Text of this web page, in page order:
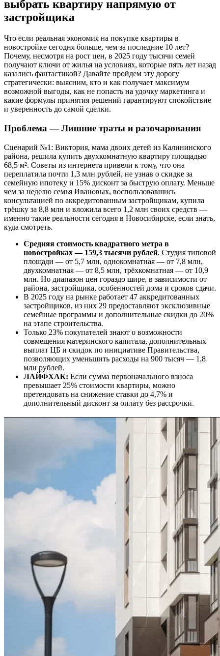
выбрать квартиру напрямую от
застройщика
Что если реальная экономия на покупке квартиры в
новостройке сегодня больше, чем за последние 10 лет?
Почему, несмотря на рост цен, в 2025 году тысячи семей
получают ключи от жилья на условиях, которые пять лет назад
казались фантастикой? Давайте пройдем эту дорогу
стратегически: выясним, кто и как получает максимум
возможной выгоды, как не попасть на удочку маркетинга и
какие формулы принятия решений гарантируют спокойствие
и уверенность до самой сделки.
Проблема — Лишние траты и разочарования
Сценарий №1: Виктория, мама двоих детей из Калининского
района, решила купить двухкомнатную квартиру площадью
68,5 м². Советы из интернета привели к тому, что она
переплатила почти 1,3 млн рублей, не узнав о скидке за
семейную ипотеку и 15% дисконт за быструю оплату. Меньше
чем за неделю семья Ивановых, воспользовавшись
консультацией по аккредитованным застройщикам, купила
трёшку за 8,8 млн и вложила всего 1,2 млн своих средств —
именно такие реальности сегодня в Новосибирске, если знать,
куда смотреть.
Средняя стоимость квадратного метра в
новостройках — 159,3 тысячи рублей. Студия типовой
площади — от 5,7 млн, однокомнатная — от 7,8 млн,
двухкомнатная — от 8,5 млн, трёхкомнатная — от 10,9
млн. Но диапазон цен гораздо шире, в зависимости от
района, застройщика, особенностей дома и сроков сдачи.
В 2025 году на рынке работает 47 аккредитованных
застройщиков, из них 29 предоставляют эксклюзивные
семейные программы и дополнительные скидки до 20%
на этапе строительства.
Только 23% покупателей знают о возможности
совмещения материнского капитала, дополнительных
выплат ЦБ и скидок по инициативе Правительства,
позволяющих уменьшить расходы на 900 тысяч — 1,8
млн рублей.
ЛАЙФХАК: Если сумма первоначального взноса
превышает 25% стоимости квартиры, можно
претендовать на снижение ставки до 4,7% и
дополнительный дисконт за оплату без рассрочки.